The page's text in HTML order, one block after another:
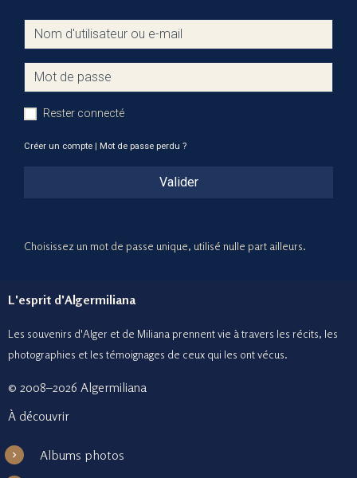
Rester connecté
Créer un compte Mot de passe perdu ?
Valider
Choisissez un mot de passe unique, utilisé nulle part ailleurs.
L'esprit d'Algermiliana
Les souvenirs d'Alger et de Miliana prennent vie à travers les récits, les
photographies et les témoignages de ceux qui les ont vécus.
© 2008–2026 Algermiliana
À découvrir
Albums photos